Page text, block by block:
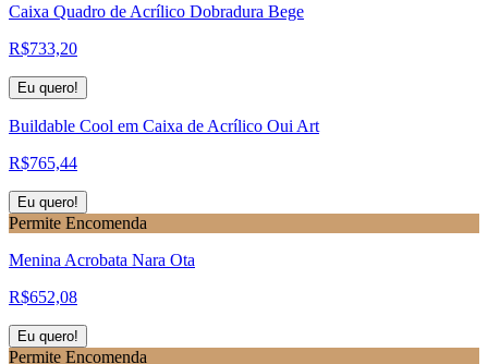
Caixa Quadro de Acrílico Dobradura Bege
R$733,20
Eu quero!
Buildable Cool em Caixa de Acrílico Oui Art
R$765,44
Eu quero!
Permite Encomenda
Menina Acrobata Nara Ota
R$652,08
Eu quero!
Permite Encomenda